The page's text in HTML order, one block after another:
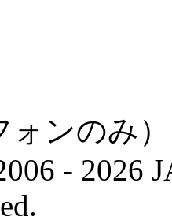
ォンのみ）
- 2026